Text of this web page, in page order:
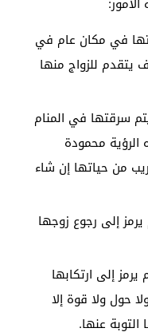
في مكان عام في
يتقدم للزواج منها
سرقتها في المنام
محمودة
من حياتها إن شاء
إلى رجوع زوجها
إلى ارتكابها
حول ولا قوة إلا
عنها.